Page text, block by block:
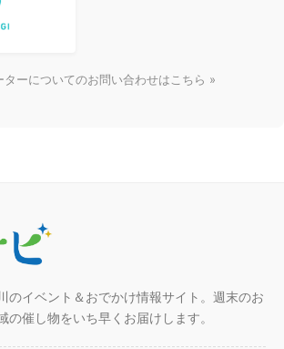
ターについてのお問い合わせはこちら »
のイベント＆おでかけ情報サイト。週末のお
の催し物をいち早くお届けします。